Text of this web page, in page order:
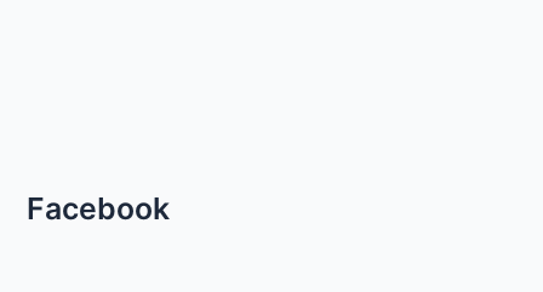
Facebook